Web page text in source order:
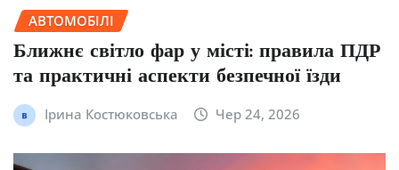
АВТОМОБІЛІ
Ближнє світло фар у місті: правила ПДР
та практичні аспекти безпечної їзди
Ірина Костюковська Чер 24, 2026